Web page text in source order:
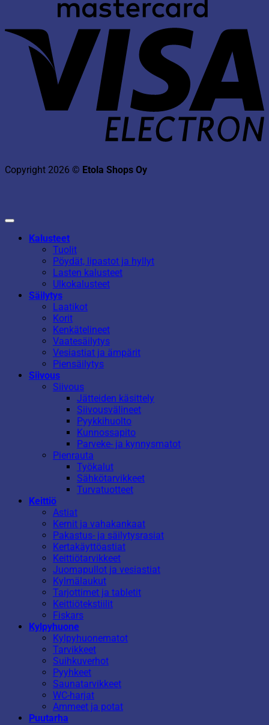
Copyright 2026 © Etola Shops Oy
Kalusteet
Tuolit
Pöydät, lipastot ja hyllyt
Lasten kalusteet
Ulkokalusteet
Säilytys
Laatikot
Korit
Kenkätelineet
Vaatesäilytys
Vesiastiat ja ämpärit
Piensäilytys
Siivous
Siivous
Jätteiden käsittely
Siivousvälineet
Pyykkihuolto
Kunnossapito
Parveke- ja kynnysmatot
Pienrauta
Työkalut
Sähkötarvikkeet
Turvatuotteet
Keittiö
Astiat
Kernit ja vahakankaat
Pakastus- ja säilytysrasiat
Kertakäyttöastiat
Keittiötarvikkeet
Juomapullot ja vesiastiat
Kylmälaukut
Tarjottimet ja tabletit
Keittiötekstiilit
Fiskars
Kylpyhuone
Kylpyhuonematot
Tarvikkeet
Suihkuverhot
Pyyhkeet
Saunatarvikkeet
WC-harjat
Ammeet ja potat
Puutarha